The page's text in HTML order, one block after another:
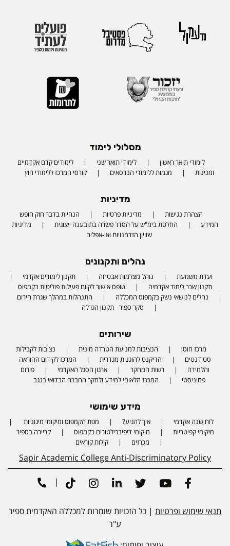
מסלולי לימוד
לימודי תואר ראשון לימודי תואר שני
לימודים קדם אקדמיים
ומכינות
מגמות ללימודי הנדסאים קורסי המרכז ללימודי חוץ
מדיניות
הצהרת נגישות מדיניות פרטיות
הנחיות בדבר חוק חופש
המידע
החלטת בימ"ש על הסדר פשרה בתובענה ייצוגית
מדיניות
שוויון הזדמנויות ואי-אפליה
נהלים ותקנונים
ועדת משמעת נוהל מצלמות אבטחה
תקנון לימודים אקדמי
תקנון שכר לימוד אקדמיה
טופס אישור לקיום פעילות פוליטית בקמפוס
נהלים לנושאי נשק בקמפוס המכללה
התנהלות במהלך שגרת חירום
סקר ספיר - תקנון הגרלה
שירותים
מרכז חוסן הנציבות למניעת הטרדה מינית
נציבות לקבילות
סטודנטים
הדיקנט להוגנות מגדרית
המרכז לקידום ההוראה
והלמידה
רשות המחקר ארגון הסגל האקדמי
פורום
פמיניסטי
המרכז הלאומי למידע ולחקר החברה הבדואי בנגב
מידע שימושי
לוח שנה אקדמי איך להגיע?
מפת הקמפוס ומיקומי מיגוניות
מיקומי קפיטריות
מיקומי דיפיברילטורים בקמפוס
קריירה בספיר
מכרזים
קולות קוראים
Sapir Academic College Anti-Discriminatory Policy
תנאי שימוש ופרטיות | כל הזכויות שומרות למכללה האקדמית ספיר
ע"ר
Facebook
Youtube
Twitter
Linkedin
Instagram
Tiktok
|
Phone number